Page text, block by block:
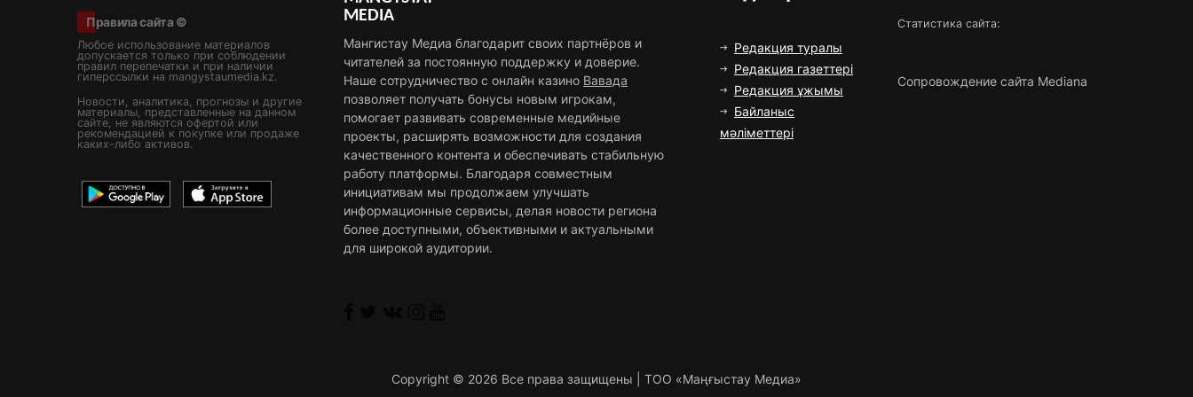
Правила сайта ©
Любое использование материалов
допускается только при соблюдении
правил перепечатки и при наличии
гиперссылки на mangystaumedia.kz.
Новости, аналитика, прогнозы и другие
материалы, представленные на данном
сайте, не являются офертой или
рекомендацией к покупке или продаже
каких-либо активов.
MEDIA
Мангистау Медиа благодарит своих партнёров и
читателей за постоянную поддержку и доверие.
Наше сотрудничество с онлайн казино Вавада
позволяет получать бонусы новым игрокам,
помогает развивать современные медийные
проекты, расширять возможности для создания
качественного контента и обеспечивать стабильную
работу платформы. Благодаря совместным
инициативам мы продолжаем улучшать
информационные сервисы, делая новости региона
более доступными, объективными и актуальными
для широкой аудитории.
Редакция туралы
Редакция газеттері
Редакция ұжымы
Байланыс
мәліметтері
Статистика сайта:
Сопровождение сайта Mediana
Copyright © 2026 Все права защищены | ТОО «Маңғыстау Медиа»